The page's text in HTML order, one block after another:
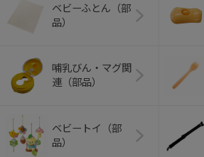
ベビーふとん（部
品）
哺乳びん・マグ関
連（部品）
ベビートイ（部
品）